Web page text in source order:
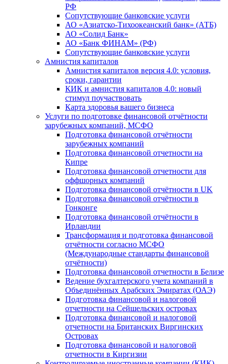
РФ
Сопутствующие банковские услуги
АО «Азиатско-Тихоокеанский банк» (АТБ)
АО «Солид Банк»
АО «Банк ФИНАМ» (РФ)
Сопутствующие банковские услуги
Амнистия капиталов
Амнистия капиталов версия 4.0: условия,
сроки, гарантии
КИК и амнистия капиталов 4.0: новый
стимул поучаствовать
Карта здоровья вашего бизнеса
Услуги по подготовке финансовой отчётности
зарубежных компаний, МСФО
Подготовка финансовой отчётности
зарубежных компаний
Подготовка финансовой отчетности на
Кипре
Подготовка финансовой отчетности для
оффшорных компаний
Подготовка финансовой отчётности в UK
Подготовка финансовой отчётности в
Гонконге
Подготовка финансовой отчётности в
Ирландии
Трансформация и подготовка финансовой
отчётности согласно МСФО
(Международные стандарты финансовой
отчётности)
Подготовка финансовой отчетности в Белизе
Ведение бухгалтерского учета компаний в
Объединённых Арабских Эмиратах (ОАЭ)
Подготовка финансовой и налоговой
отчетности на Сейшельских островах
Подготовка финансовой и налоговой
отчетности на Британских Виргинских
Островах
Подготовка финансовой и налоговой
отчетности в Киргизии